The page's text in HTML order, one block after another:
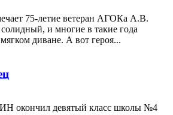
75-летие ветеран АГОКа А.В.
и многие в такие года
диване. А вот героя...
девятый класс школы №4